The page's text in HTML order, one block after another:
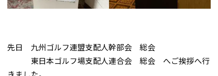
先日 九州ゴルフ連盟支配人幹部会 総会
東日本ゴルフ場支配人連合会 総会 へご挨拶へ行